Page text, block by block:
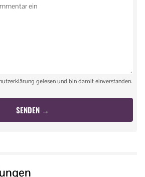
gelesen und bin damit einverstanden.